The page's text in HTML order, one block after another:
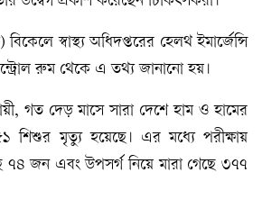
স্বাস্থ্য অধিদপ্তরের হেলথ ইমার্জেন্সি
রুম থেকে এ তথ্য জানানো হয়।
গত দেড় মাসে সারা দেশে হাম ও হামের
শিশুর মৃত্যু হয়েছে। এর মধ্যে পরীক্ষায়
৭৪ জন এবং উপসর্গ নিয়ে মারা গেছে ৩৭৭